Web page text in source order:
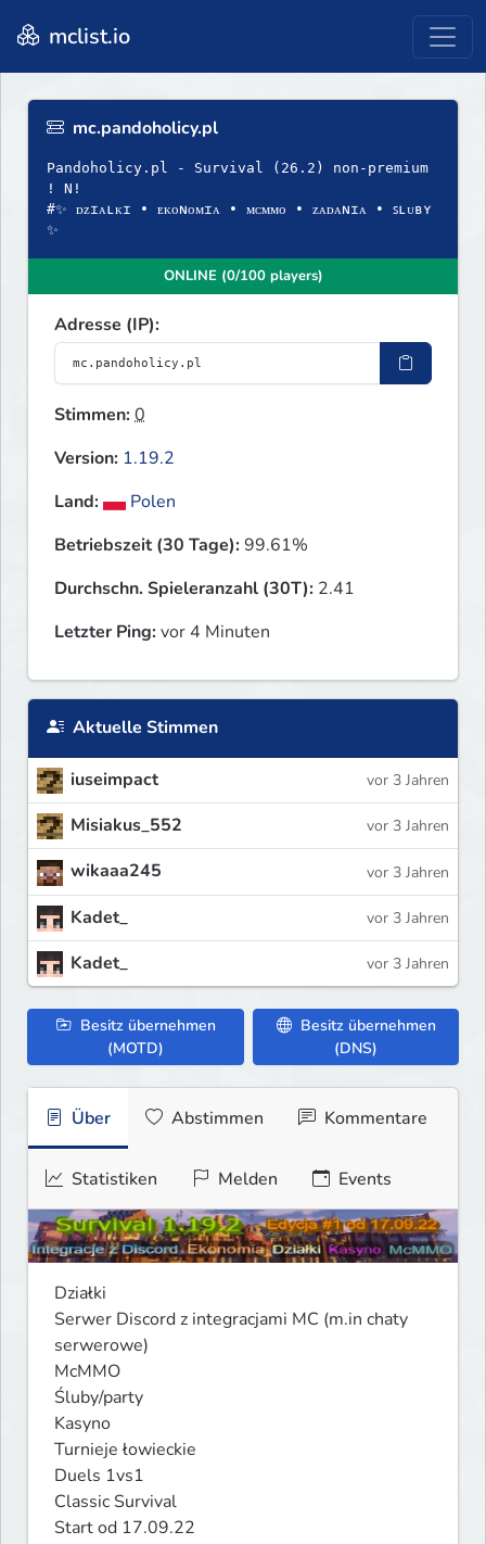
mclist.io
mc.pandoholicy.pl
Pandoholicy.pl - Survival (26.2) non-premium
! N!
#✨ ᴅᴢɪᴀʟᴋɪ • ᴇᴋᴏɴᴏᴍɪᴀ • ᴍᴄᴍᴍᴏ • ᴢᴀᴅᴀɴɪᴀ • ꜱʟᴜʙʏ
✨
ONLINE (0/100 players)
Adresse (IP):
Stimmen:0
Version: 1.19.2
Land:
Polen
Betriebszeit (30 Tage):99.61%
Durchschn. Spieleranzahl (30T): 2.41
Letzter Ping:vor 4 Minuten
Aktuelle Stimmen
iuseimpact vor 3 Jahren
Misiakus_552 vor 3 Jahren
wikaaa245 vor 3 Jahren
Kadet_ vor 3 Jahren
Kadet_ vor 3 Jahren
Besitz übernehmen
(MOTD)
Besitz übernehmen
(DNS)
Über Abstimmen Kommentare
Statistiken Melden Events
Działki
Serwer Discord z integracjami MC (m.in chaty
serwerowe)
McMMO
Śluby/party
Kasyno
Turnieje łowieckie
Duels 1vs1
Classic Survival
Start od 17.09.22